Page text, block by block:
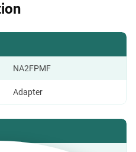
NA2FPMF
Adapter